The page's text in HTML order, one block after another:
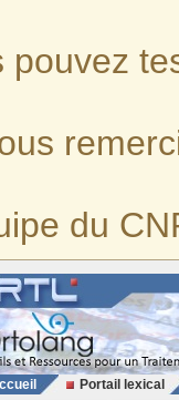
pouvez
du
Portail lexical